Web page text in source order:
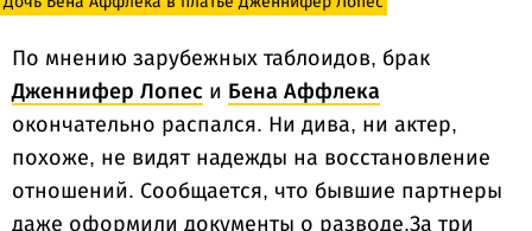
По мнению зарубежных таблоидов, брак
Дженнифер Лопес и Бена Аффлека
окончательно распался. Ни дива, ни актер,
похоже, не видят надежды на восстановление
отношений. Сообщается, что бывшие партнеры
даже оформили документы о разводе.За три